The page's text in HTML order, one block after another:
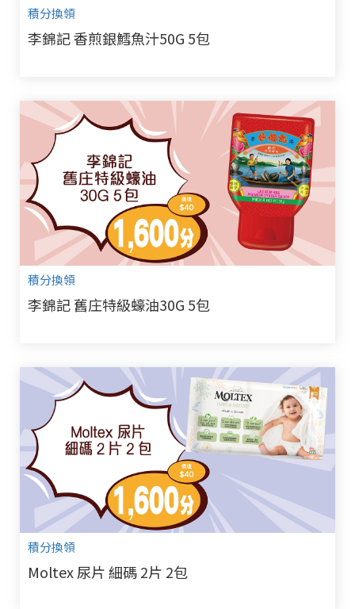
積分換領
李錦記 香煎銀鱈魚汁50G 5包
積分換領
李錦記 舊庄特級蠔油30G 5包
積分換領
Moltex 尿片 細碼 2片 2包